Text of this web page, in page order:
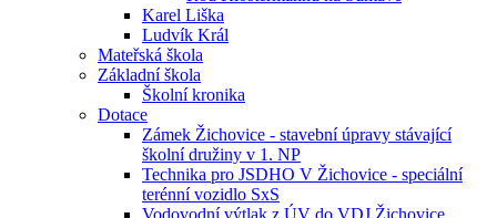
Karel Liška
Ludvík Král
Mateřská škola
Základní škola
Školní kronika
Dotace
Zámek Žichovice - stavební úpravy stávající
školní družiny v 1. NP
Technika pro JSDHO V Žichovice - speciální
terénní vozidlo SxS
Vodovodní výtlak z ÚV do VDJ Žichovice